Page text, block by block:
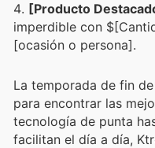
[Producto
imperdible con
[ocasión o persona].
La temporada de fin
para encontrar las
tecnología de punta
facilitan el día a día,